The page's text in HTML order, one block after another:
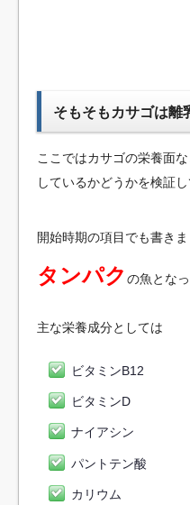
そもそもカサゴは離
ここではカサゴの栄養面
しているかどうかを検証し
開始時期の項目でも書き
タンパク の魚となっ
主な栄養成分としては
ビタミンB12
ビタミンD
ナイアシン
パントテン酸
カリウム